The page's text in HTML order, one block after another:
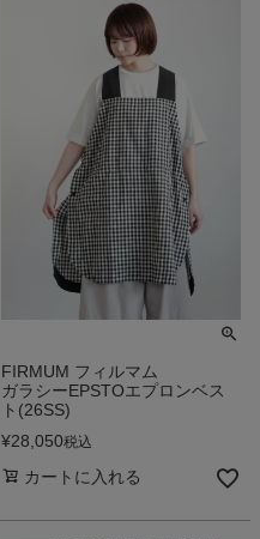
FIRMUM フィルマム
ガラシーEPSTOエプロンベス
ト(26SS)
¥28,050税込
カートに入れる